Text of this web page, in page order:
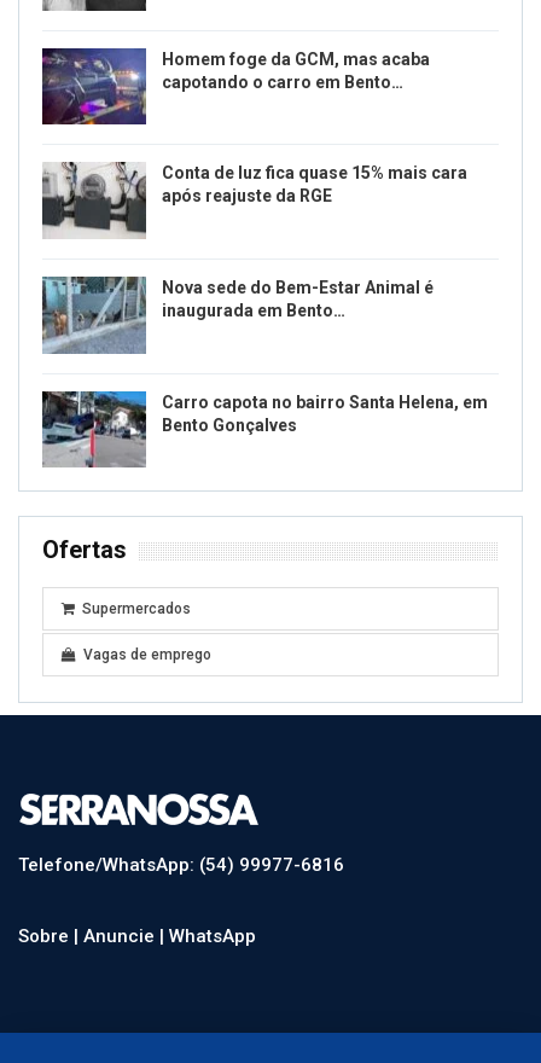
Homem foge da GCM, mas acaba
capotando o carro em Bento…
Conta de luz fica quase 15% mais cara
após reajuste da RGE
Nova sede do Bem-Estar Animal é
inaugurada em Bento…
Carro capota no bairro Santa Helena, em
Bento Gonçalves
Ofertas
Supermercados
Vagas de emprego
Telefone/WhatsApp: (54) 99977-6816
Sobre | Anuncie | WhatsApp